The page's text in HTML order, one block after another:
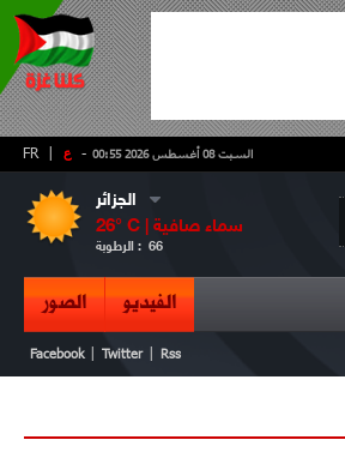
- ع FR السبت 08 أغسطس 2026 00:55
الجزائر
26° C | سماء صافية
الرطوبة : 66
الفيديو الصور
Facebook Twitter Rss